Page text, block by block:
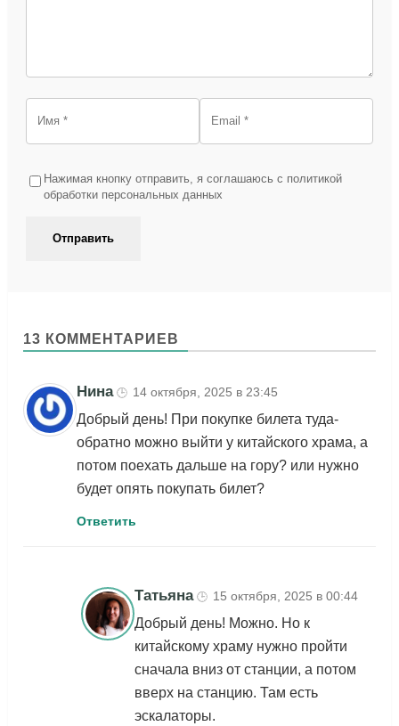
Нажимая кнопку отправить, я соглашаюсь с политикой
обработки персональных данных
13 КОММЕНТАРИЕВ
Нина 🕒 14 октября, 2025 в 23:45
Добрый день! При покупке билета туда-
обратно можно выйти у китайского храма, а
потом поехать дальше на гору? или нужно
будет опять покупать билет?
Ответить
Татьяна 🕒 15 октября, 2025 в 00:44
Добрый день! Можно. Но к
китайскому храму нужно пройти
сначала вниз от станции, а потом
вверх на станцию. Там есть
эскалаторы.